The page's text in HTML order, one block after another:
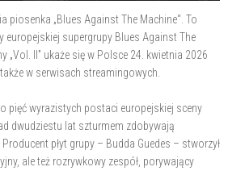
piosenka „Blues Against The Machine“. To
europejskiej supergrupy Blues Against The
„Vol. II” ukaże się w Polsce 24. kwietnia 2026
w serwisach streamingowych.
pięć wyrazistych postaci europejskiej sceny
dwudziestu lat szturmem zdobywają
płyt grupy – Budda Guedes – stworzył
ale też rozrywkowy zespół, porywający